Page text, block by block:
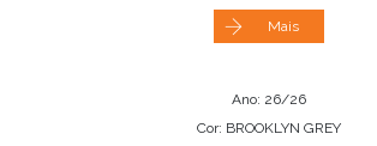
Mais
Ano: 26/26
Cor: BROOKLYN GREY